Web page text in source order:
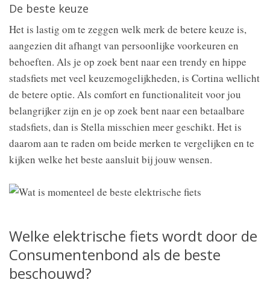
De beste keuze
Het is lastig om te zeggen welk merk de betere keuze is,
aangezien dit afhangt van persoonlijke voorkeuren en
behoeften. Als je op zoek bent naar een trendy en hippe
stadsfiets met veel keuzemogelijkheden, is Cortina wellicht
de betere optie. Als comfort en functionaliteit voor jou
belangrijker zijn en je op zoek bent naar een betaalbare
stadsfiets, dan is Stella misschien meer geschikt. Het is
daarom aan te raden om beide merken te vergelijken en te
kijken welke het beste aansluit bij jouw wensen.
Welke elektrische fiets wordt door de
Consumentenbond als de beste
beschouwd?